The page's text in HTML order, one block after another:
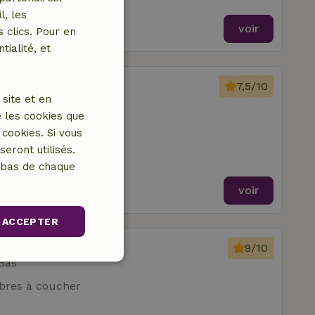
voir
7,5/10
à coucher
voir
9/10
à coucher
les
clics. Pour en
et
site et en
les cookies que
Si vous
utilisés.
de chaque
ACCEPTER
Non classifiés